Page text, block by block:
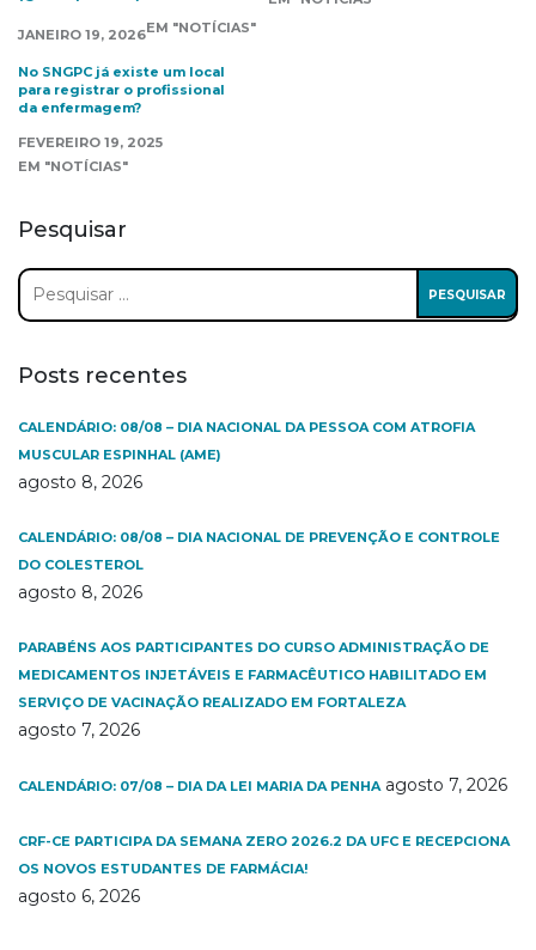
JANEIRO 19, 2026EM "NOTÍCIAS"
No SNGPC já existe um local
para registrar o profissional
da enfermagem?
FEVEREIRO 19, 2025
EM "NOTÍCIAS"
Pesquisar
Pesquisar
por:
Posts recentes
CALENDÁRIO: 08/08 – DIA NACIONAL DA PESSOA COM ATROFIA
MUSCULAR ESPINHAL (AME)
agosto 8, 2026
CALENDÁRIO: 08/08 – DIA NACIONAL DE PREVENÇÃO E CONTROLE
DO COLESTEROL
agosto 8, 2026
PARABÉNS AOS PARTICIPANTES DO CURSO ADMINISTRAÇÃO DE
MEDICAMENTOS INJETÁVEIS E FARMACÊUTICO HABILITADO EM
SERVIÇO DE VACINAÇÃO REALIZADO EM FORTALEZA
agosto 7, 2026
CALENDÁRIO: 07/08 – DIA DA LEI MARIA DA PENHA agosto 7, 2026
CRF-CE PARTICIPA DA SEMANA ZERO 2026.2 DA UFC E RECEPCIONA
OS NOVOS ESTUDANTES DE FARMÁCIA!
agosto 6, 2026